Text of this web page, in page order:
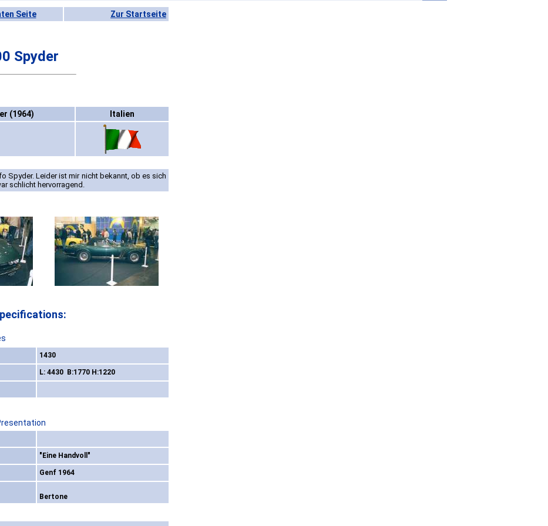
Seite Zur Startseite
Spyder
(1964) Italien
Spyder. Leider ist mir nicht bekannt, ob es sich
schlicht hervorragend.
1430
L: 4430 B:1770 H:1220
"Eine Handvoll"
Genf 1964
Bertone